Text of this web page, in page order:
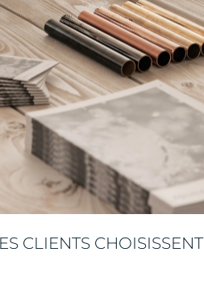
CLIENTS CHOISISSENT